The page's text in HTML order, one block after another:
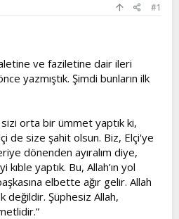
#1
ve faziletine dair ileri
yazmıştık. Şimdi bunların ilk
orta bir ümmet yaptık ki,
de size şahit olsun. Biz, Elçi'ye
dönenden ayıralım diye,
yaptık. Bu, Allah’ın yol
elbette ağır gelir. Allah
değildir. Şüphesiz Allah,